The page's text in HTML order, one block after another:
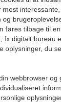
føres tilbage til
fx digitalt
oplysninger, du
webbrowser